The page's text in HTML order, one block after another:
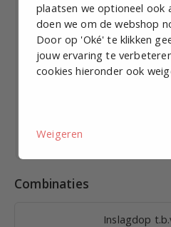
Stelvoet M10, D = 80mm, L
Vandaag verzonden
Combinaties
Inslagdop
plaatsen we optioneel ook
doen we om de webshop
Door op 'Oké' te klikken
jouw ervaring te
cookies hieronder ook
Weigeren